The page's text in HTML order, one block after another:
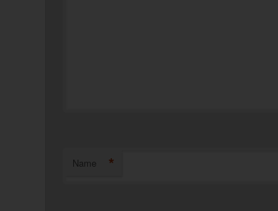
Name *